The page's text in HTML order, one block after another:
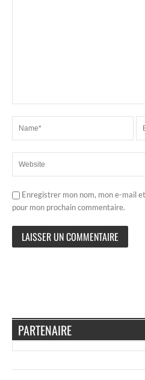
Enregistrer mon nom, mon e-mail
pour mon prochain commentaire.
PARTENAIRE